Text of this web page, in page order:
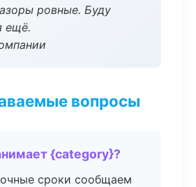
ровные. Буду
ещё.
вопросы
{category}?
сроки сообщаем